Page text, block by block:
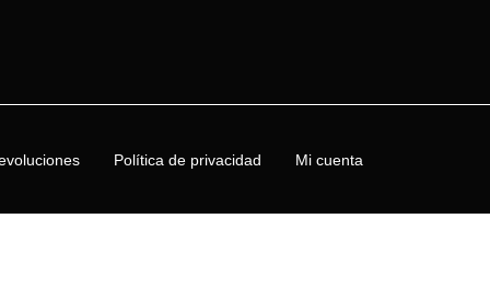
Política de privacidad Mi cuenta